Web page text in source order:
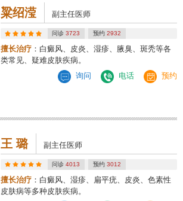
粱绍滢 副主任医师
问诊3723 预约 2932
擅长治疗 ：白癜风、皮炎、湿疹、腋臭、斑秃等各
类常见、疑难皮肤疾病。
询问
电话 预约
王 璐 副主任医师
问诊4013 预约 3012
擅长治疗 ：白癜风、湿疹、扁平疣、皮炎、色素性
皮肤病等多种皮肤疾病。